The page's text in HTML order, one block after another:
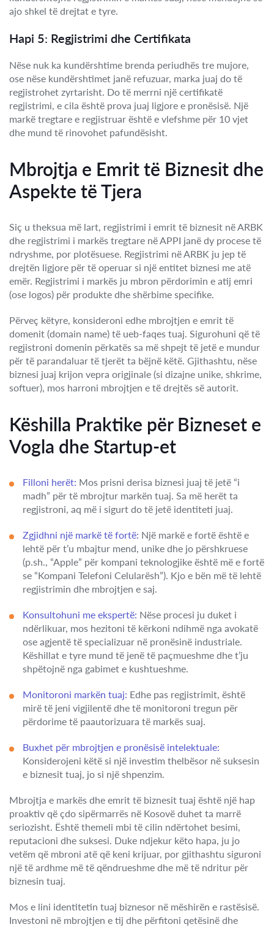
ajo shkel të drejtat e tyre.
Hapi 5: Regjistrimi dhe Certifikata
Nëse nuk ka kundërshtime brenda periudhës tre mujore,
ose nëse kundërshtimet janë refuzuar, marka juaj do të
regjistrohet zyrtarisht. Do të merrni një certifikatë
regjistrimi, e cila është prova juaj ligjore e pronësisë. Një
markë tregtare e regjistruar është e vlefshme për 10 vjet
dhe mund të rinovohet pafundësisht.
Mbrojtja e Emrit të Biznesit dhe
Aspekte të Tjera
Siç u theksua më lart, regjistrimi i emrit të biznesit në ARBK
dhe regjistrimi i markës tregtare në APPI janë dy procese të
ndryshme, por plotësuese. Regjistrimi në ARBK ju jep të
drejtën ligjore për të operuar si një entitet biznesi me atë
emër. Regjistrimi i markës ju mbron përdorimin e atij emri
(ose logos) për produkte dhe shërbime specifike.
Përveç këtyre, konsideroni edhe mbrojtjen e emrit të
domenit (domain name) të ueb-faqes tuaj. Sigurohuni që të
regjistroni domenin përkatës sa më shpejt të jetë e mundur
për të parandaluar të tjerët ta bëjnë këtë. Gjithashtu, nëse
biznesi juaj krijon vepra origjinale (si dizajne unike, shkrime,
softuer), mos harroni mbrojtjen e të drejtës së autorit.
Këshilla Praktike për Bizneset e
Vogla dhe Startup-et
Filloni herët: Mos prisni derisa biznesi juaj të jetë “i
madh” për të mbrojtur markën tuaj. Sa më herët ta
regjistroni, aq më i sigurt do të jetë identiteti juaj.
Zgjidhni një markë të fortë: Një markë e fortë është e
lehtë për t’u mbajtur mend, unike dhe jo përshkruese
(p.sh., “Apple” për kompani teknologjike është më e fortë
se “Kompani Telefoni Celularësh”). Kjo e bën më të lehtë
regjistrimin dhe mbrojtjen e saj.
Konsultohuni me ekspertë: Nëse procesi ju duket i
ndërlikuar, mos hezitoni të kërkoni ndihmë nga avokatë
ose agjentë të specializuar në pronësinë industriale.
Këshillat e tyre mund të jenë të paçmueshme dhe t’ju
shpëtojnë nga gabimet e kushtueshme.
Monitoroni markën tuaj: Edhe pas regjistrimit, është
mirë të jeni vigjilentë dhe të monitoroni tregun për
përdorime të paautorizuara të markës suaj.
Buxhet për mbrojtjen e pronësisë intelektuale:
Konsiderojeni këtë si një investim thelbësor në suksesin
e biznesit tuaj, jo si një shpenzim.
Mbrojtja e markës dhe emrit të biznesit tuaj është një hap
proaktiv që çdo sipërmarrës në Kosovë duhet ta marrë
seriozisht. Është themeli mbi të cilin ndërtohet besimi,
reputacioni dhe suksesi. Duke ndjekur këto hapa, ju jo
vetëm që mbroni atë që keni krijuar, por gjithashtu siguroni
një të ardhme më të qëndrueshme dhe më të ndritur për
biznesin tuaj.
Mos e lini identitetin tuaj biznesor në mëshirën e rastësisë.
Investoni në mbrojtjen e tij dhe përfitoni qetësinë dhe